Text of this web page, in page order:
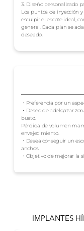
・Preferencia por un
・Deseo de adelgazar
busto.
Pérdida de volumen
envejecimiento.
・Desea conseguir un
anchos
・Objetivo de mejorar la
3. Diseño personalizado
Los puntos de inyección
esculpir el escote ideal,
general. Cada plan se
deseado.
IMPLANTES